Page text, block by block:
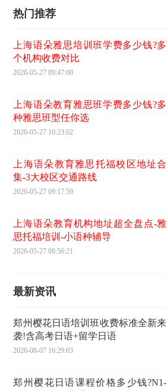
热门推荐
上海语朵雅思培训班学费多少钱?多
个机构收费对比
2026-05-27 09:47:00
上海语朵教育雅思班学费多少钱?多
种雅思班型任你选
2026-05-27 10:23:02
上海语朵教育雅思托福校区地址合
集-3大校区交通路线
2026-05-27 09:17:59
上海语朵教育机构地址超全盘点-雅
思托福培训-小语种辅导
2026-05-27 08:56:21
最新资讯
郑州樱花日语培训班收费标准全新来
袭!含高考日语+留学日语
2026-08-07 16:29:03
郑州樱花日语课程价格多少钱?N1-